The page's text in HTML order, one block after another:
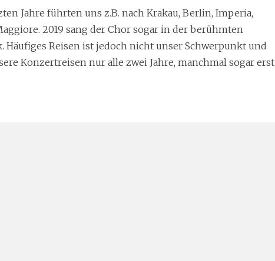
Jahre führten uns z.B. nach Krakau, Berlin, Imperia,
2019 sang der Chor sogar in der berühmten
Häufiges Reisen ist jedoch nicht unser Schwerpunkt und
Konzertreisen nur alle zwei Jahre, manchmal sogar erst